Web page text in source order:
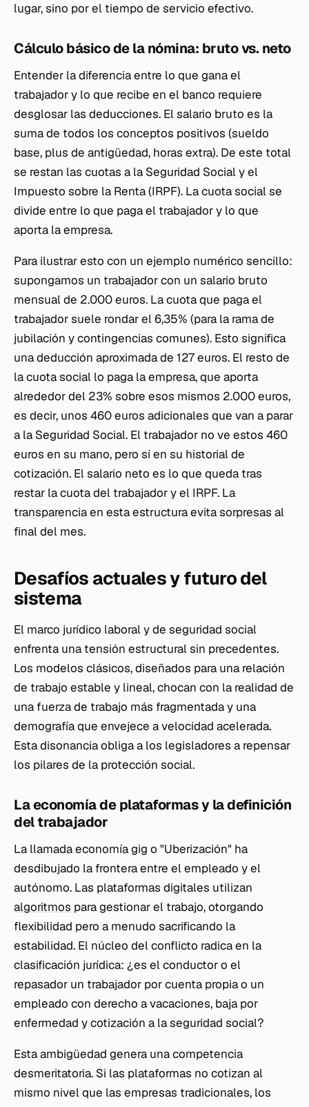
lugar, sino por el tiempo de servicio efectivo.
Cálculo básico de la nómina: bruto vs. neto
Entender la diferencia entre lo que gana el
trabajador y lo que recibe en el banco requiere
desglosar las deducciones. El salario bruto es la
suma de todos los conceptos positivos (sueldo
base, plus de antigüedad, horas extra). De este total
se restan las cuotas a la Seguridad Social y el
Impuesto sobre la Renta (IRPF). La cuota social se
divide entre lo que paga el trabajador y lo que
aporta la empresa.
Para ilustrar esto con un ejemplo numérico sencillo:
supongamos un trabajador con un salario bruto
mensual de 2.000 euros. La cuota que paga el
trabajador suele rondar el 6,35% (para la rama de
jubilación y contingencias comunes). Esto significa
una deducción aproximada de 127 euros. El resto de
la cuota social lo paga la empresa, que aporta
alrededor del 23% sobre esos mismos 2.000 euros,
es decir, unos 460 euros adicionales que van a parar
a la Seguridad Social. El trabajador no ve estos 460
euros en su mano, pero sí en su historial de
cotización. El salario neto es lo que queda tras
restar la cuota del trabajador y el IRPF. La
transparencia en esta estructura evita sorpresas al
final del mes.
Desafíos actuales y futuro del
sistema
El marco jurídico laboral y de seguridad social
enfrenta una tensión estructural sin precedentes.
Los modelos clásicos, diseñados para una relación
de trabajo estable y lineal, chocan con la realidad de
una fuerza de trabajo más fragmentada y una
demografía que envejece a velocidad acelerada.
Esta disonancia obliga a los legisladores a repensar
los pilares de la protección social.
La economía de plataformas y la definición
del trabajador
La llamada economía gig o "Uberización" ha
desdibujado la frontera entre el empleado y el
autónomo. Las plataformas digitales utilizan
algoritmos para gestionar el trabajo, otorgando
flexibilidad pero a menudo sacrificando la
estabilidad. El núcleo del conflicto radica en la
clasificación jurídica: ¿es el conductor o el
repasador un trabajador por cuenta propia o un
empleado con derecho a vacaciones, baja por
enfermedad y cotización a la seguridad social?
Esta ambigüedad genera una competencia
desmeritatoria. Si las plataformas no cotizan al
mismo nivel que las empresas tradicionales, los